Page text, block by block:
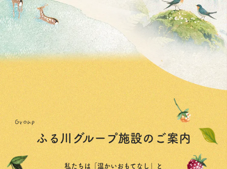
ふる川グループ施設のご案内
私たちは「温かいおもてなし」と